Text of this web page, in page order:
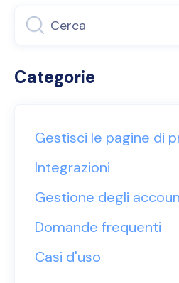
Categorie
Gestisci le pagine di
Integrazioni
Gestione degli
Domande frequenti
Casi d'uso